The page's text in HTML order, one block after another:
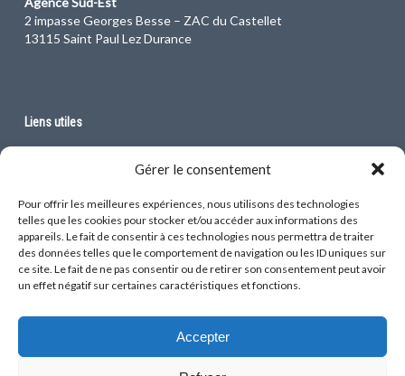
Gérer le consentement
Pour offrir les meilleures expériences, nous utilisons des technologies
telles que les cookies pour stocker et/ou accéder aux informations des
appareils. Le fait de consentir à ces technologies nous permettra de traiter
des données telles que le comportement de navigation ou les ID uniques sur
ce site. Le fait de ne pas consentir ou de retirer son consentement peut avoir
un effet négatif sur certaines caractéristiques et fonctions.
Accepter
2 impasse Georges Besse – ZAC du Castellet
13115 Saint Paul Lez Durance
Liens utiles
Mentions légales